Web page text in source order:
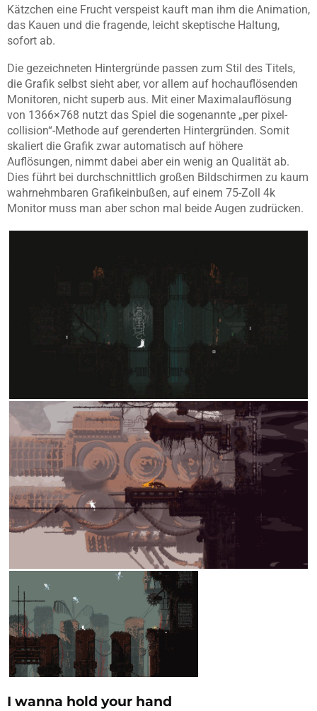
Kätzchen eine Frucht verspeist kauft man ihm die Animation,
das Kauen und die fragende, leicht skeptische Haltung,
sofort ab.
Die gezeichneten Hintergründe passen zum Stil des Titels,
die Grafik selbst sieht aber, vor allem auf hochauflösenden
Monitoren, nicht superb aus. Mit einer Maximalauflösung
von 1366×768 nutzt das Spiel die sogenannte „per pixel-
collision“-Methode auf gerenderten Hintergründen. Somit
skaliert die Grafik zwar automatisch auf höhere
Auflösungen, nimmt dabei aber ein wenig an Qualität ab.
Dies führt bei durchschnittlich großen Bildschirmen zu kaum
wahrnehmbaren Grafikeinbußen, auf einem 75-Zoll 4k
Monitor muss man aber schon mal beide Augen zudrücken.
I wanna hold your hand